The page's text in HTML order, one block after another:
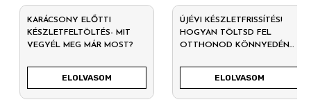
KARÁCSONY ELŐTTI
KÉSZLETFELTÖLTÉS- MIT
VEGYÉL MEG MÁR MOST?
ELOLVASOM
ÚJÉVI KÉSZLETFRISSÍTÉS!
HOGYAN TÖLTSD FEL
OTTHONOD KÖNNYEDÉN
ELOLVASOM